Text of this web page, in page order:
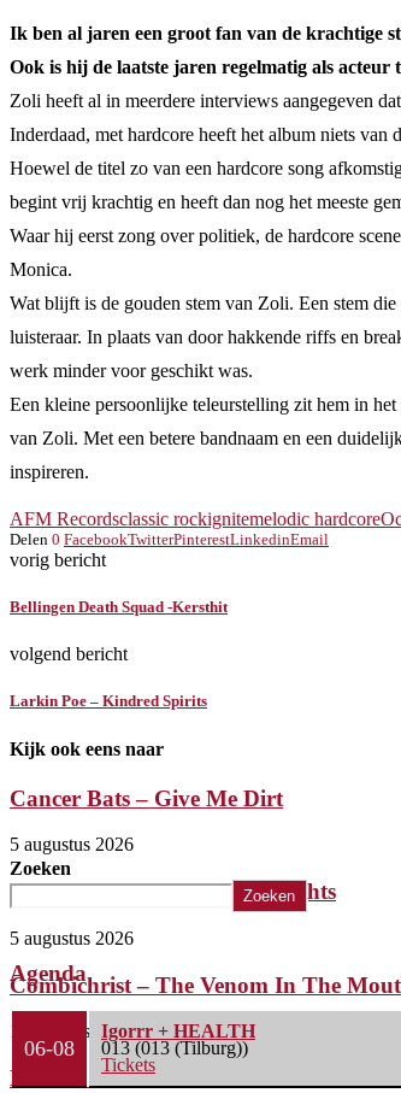
Ik ben al jaren een groot fan van de krachtige
Ook is hij de laatste jaren regelmatig als
Zoli heeft al in meerdere interviews aangegeven
Inderdaad, met hardcore heeft het album niets
Hoewel de titel zo van een hardcore song
begint vrij krachtig en heeft dan nog het meeste
Waar hij eerst zong over politiek, de hardcore
Monica.
Wat blijft is de gouden stem van Zoli. Een stem
luisteraar. In plaats van door hakkende riffs en
werk minder voor geschikt was.
Een kleine persoonlijke teleurstelling zit hem in
van Zoli. Met een betere bandnaam en een
inspireren.
AFM Recordsclassic rockignitemelodic hardcore
Delen 0 FacebookTwitterPinterestLinkedinEmail
vorig bericht
Bellingen Death Squad -Kersthit
volgend bericht
Larkin Poe – Kindred Spirits
Kijk ook eens naar
Cancer Bats – Give Me Dirt
5 augustus 2026
The Iron Roses – Molotov Nights
5 augustus 2026
Combichrist – The Venom In The
1 augustus 2026
Lunatic Soul – Transition II
Zoeken
Zoeken
Agenda
06-08
Igorrr + HEALTH
013 (013 (Tilburg))
Tickets